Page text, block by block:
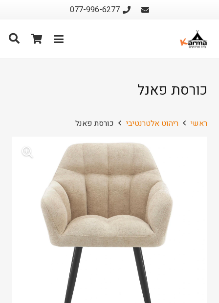
077-996-6277
כורסת פאנל
ראשי ריהוט אלטרנטיבי כורסת פאנל